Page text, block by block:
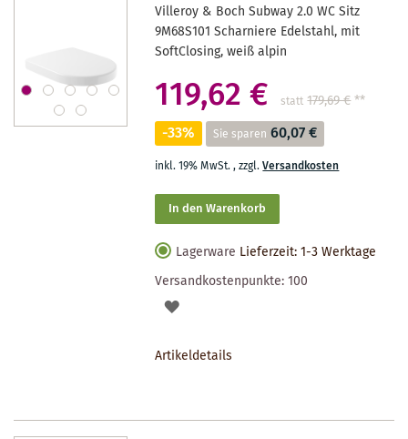
Villeroy & Boch Subway 2.0 WC Sitz
9M68S101 Scharniere Edelstahl, mit
SoftClosing, weiß alpin
119,62 € statt 179,69 €**
-33% Sie sparen 60,07 €
inkl. 19% MwSt.,zzgl.Versandkosten
In den Warenkorb
Lagerware Lieferzeit: 1-3 Werktage
Versandkostenpunkte:100
AUF
Artikeldetails